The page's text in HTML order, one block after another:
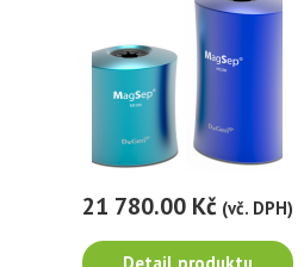
21 780.00 Kč (vč. DPH)
Detail produktu